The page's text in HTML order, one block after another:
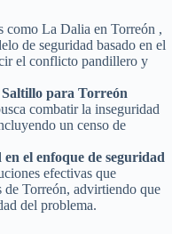
como La Dalia en Torreón ,
de seguridad basado en el
el conflicto pandillero y
Saltillo para Torreón
combatir la inseguridad
un censo de
el enfoque de seguridad
efectivas que
de Torreón, advirtiendo que
del problema.